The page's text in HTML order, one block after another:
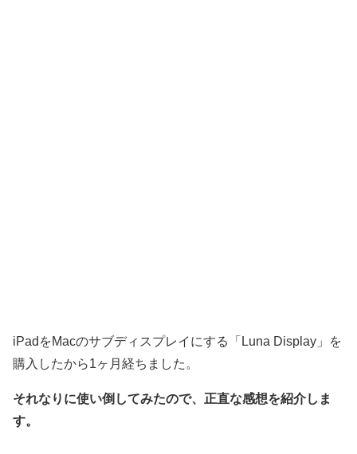
iPadをMacのサブディスプレイにする「Luna Display」を
購入したから1ヶ月経ちました。
それなりに使い倒してみたので、正直な感想を紹介しま
す。